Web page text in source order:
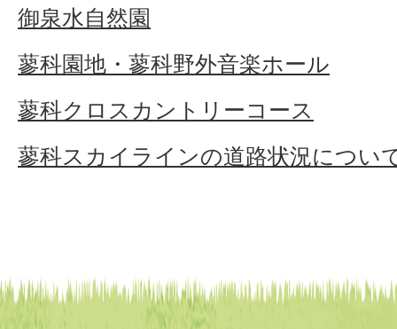
御泉水自然園
蓼科園地・蓼科野外音楽ホール
蓼科クロスカントリーコース
蓼科スカイラインの道路状況につい